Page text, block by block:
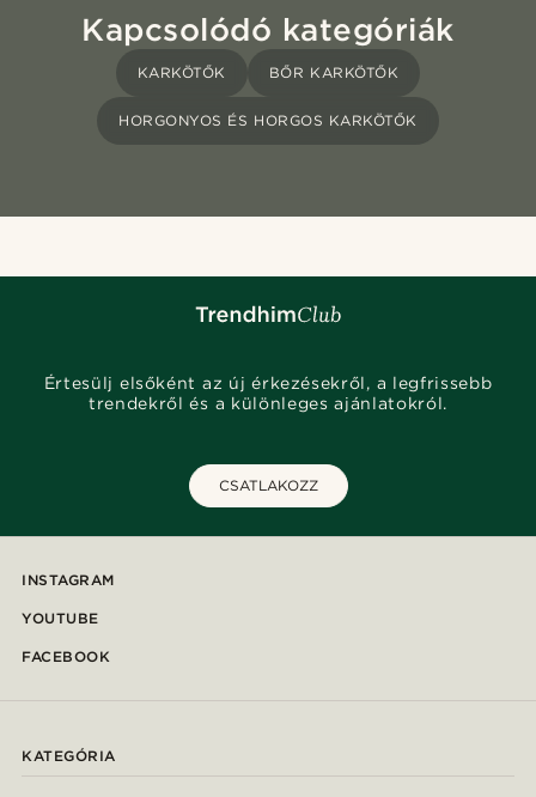
Kapcsolódó kategóriák
KARKÖTŐK BŐR KARKÖTŐK
HORGONYOS ÉS HORGOS KARKÖTŐK
Értesülj elsőként az új érkezésekről, a legfrissebb
trendekről és a különleges ajánlatokról.
CSATLAKOZZ
INSTAGRAM
YOUTUBE
FACEBOOK
KATEGÓRIA